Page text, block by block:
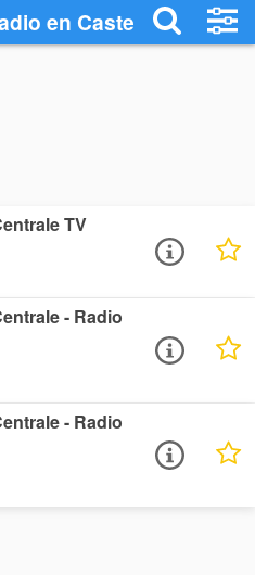
en Casteldaccia -
TV
- Radio
- Radio